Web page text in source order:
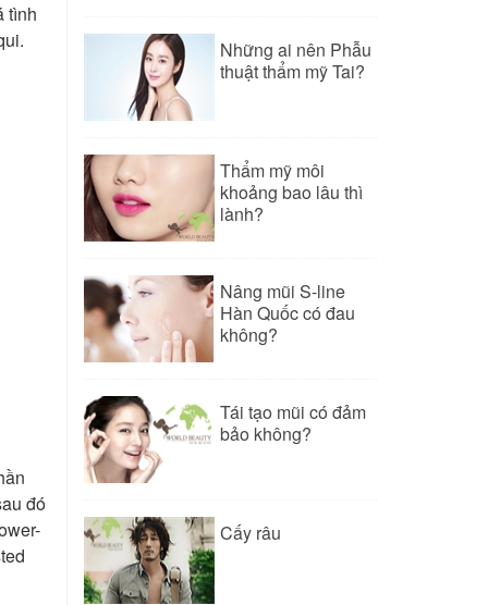
tình
đó
Những ai nên Phẫu
thuật thẩm mỹ Tai?
Thẩm mỹ môi
khoảng bao lâu thì
lành?
Nâng mũi S-line
Hàn Quốc có đau
không?
Tái tạo mũi có đảm
bảo không?
Cấy râu